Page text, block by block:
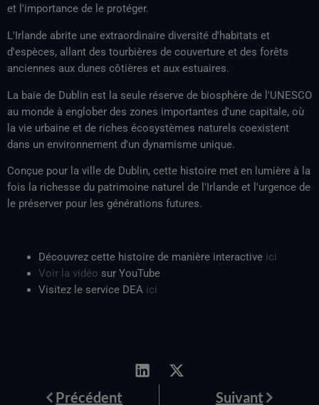
et l'importance de le protéger.
L'Irlande abrite une extraordinaire diversité d'habitats et
d'espèces, allant des tourbières de couverture et des forêts
anciennes aux dunes côtières et aux estuaires.
La baie de Dublin est la seule réserve de biosphère de l'UNESCO
au monde à englober des zones importantes d'une capitale, où
la vie urbaine et de riches écosystèmes naturels coexistent
dans un environnement d'un dynamisme unique.
Conçue pour la ville de Dublin, cette histoire met en lumière à la
fois la richesse du patrimoine naturel de l'Irlande et l'urgence de
le préserver pour les générations futures.
Découvrez cette histoire de manière interactive ici
Voir la vidéo sur YouTube
Visitez le service DEA ici
Prévenir
Précédent SuivantSuivant